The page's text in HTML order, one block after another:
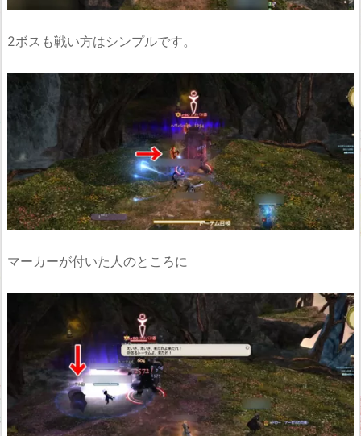
2ボスも戦い方はシンプルです。
マーカーが付いた人のところに